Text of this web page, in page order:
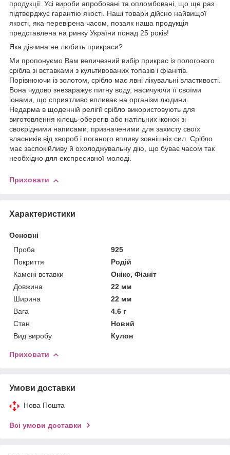
продукції. Усі вироби апробовані та опломбовані, що ще раз
підтверджує гарантію якості. Наші товари дійсно найвищої
якості, яка перевірена часом, позаяк наша продукція
представлена на ринку України понад 25 років!
Яка дівчина не любить прикраси?
Ми пропонуємо Вам величезний вибір прикрас із пологового
срібла зі вставками з культивованих топазів і фіанітів.
Порівнюючи із золотом, срібло має явні лікувальні властивості.
Вона чудово знезаражує питну воду, насичуючи її своїми
іонами, що сприятливо впливає на організм людини.
Недарма в щоденній релігії срібло використовують для
виготовлення кілець-оберегів або натільних іконок зі
своєрідними написами, призначеними для захисту своїх
власників від хвороб і поганого впливу зовнішніх сил. Срібло
має заспокійливу й охолоджувальну дію, що буває часом так
необхідно для експресивної молоді.
Приховати
Характеристики
Основні
Проба
925
Покриття
Родій
Камені вставки
Онікс, Фіаніт
Довжина
22 мм
Ширина
22 мм
Вага
4.6 г
Стан
Новий
Вид виробу
Кулон
Приховати
Умови доставки
Нова Пошта
Всі умови доставки